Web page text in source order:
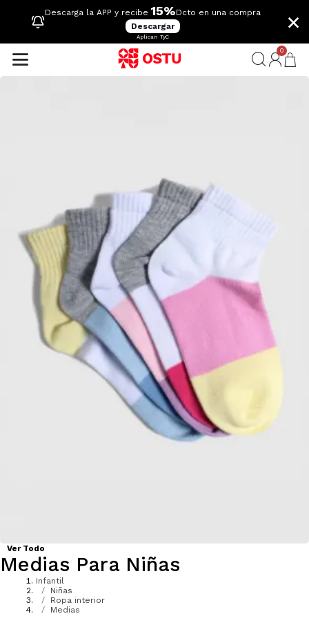
Descarga la APP y recibe 15%Dcto en una compra
Descargar
Aplican TyC
×
0
Ver Todo
Medias Para Niñas
Infantil
Niñas
Ropa interior
Medias